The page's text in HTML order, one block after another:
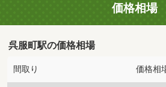
価格相場
呉服町駅の価格相場
間取り 価格相